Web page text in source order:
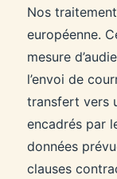
Nos
européenne.
mesure
l’envoi de
transfert vers
encadrés par
données
clauses